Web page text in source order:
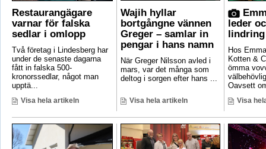
Restaurangägare
varnar för falska
sedlar i omlopp
Två företag i Lindesberg har
under de senaste dagarna
fått in falska 500-
kronorssedlar, något man
upptä...
Visa hela artikeln
Wajih hyllar
bortgångne vännen
Greger – samlar in
pengar i hans namn
När Greger Nilsson avled i
mars, var det många som
deltog i sorgen efter hans ...
Visa hela artikeln
leder
lindring
Hos
Kotten &
ömma
Oavsett
Visa